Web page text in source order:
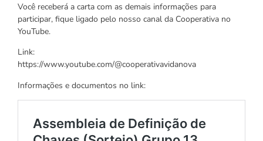
Você receberá a carta com as demais informações para
participar, fique ligado pelo nosso canal da Cooperativa no
YouTube.
Link:
https://www.youtube.com/@cooperativavidanova
Informações e documentos no link: